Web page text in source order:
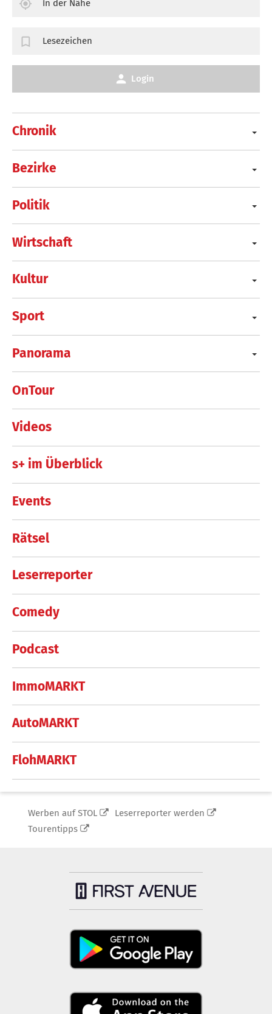
Chronik
Bezirke
Politik
Wirtschaft
Kultur
Sport
Panorama
OnTour
Videos
s+ im Überblick
Events
Rätsel
Leserreporter
Comedy
Podcast
ImmoMARKT
AutoMARKT
FlohMARKT
In der Nähe
Lesezeichen
Login
Werben auf STOL
Leserreporter werden
Tourentipps